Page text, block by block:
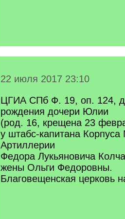
22 июля 2017 23:10
ЦГИА СПб Ф. 19, оп. 124,
рождения дочери Юлии
(род. 16, крещена 23
у штабс-капитана Корпуса
Артиллерии
Федора Лукьяновича
жены Ольги Федоровны.
Благовещенская церковь